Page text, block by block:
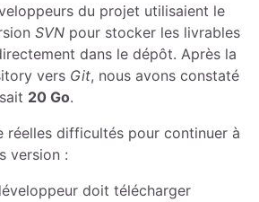
du projet utilisaient le
SVN pour stocker les livrables
dans le dépôt. Après la
vers Git, nous avons constaté
20 Go.
réelles difficultés pour continuer à
version :
doit télécharger